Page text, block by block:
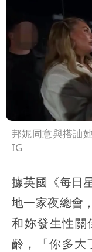
邦妮同意與搭訕
IG
據英國《每日
地一家夜總會
和妳發生性關
齡，「你多大